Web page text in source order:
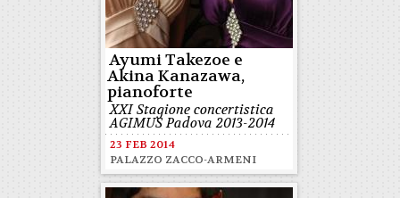
Ayumi Takezoe e
Akina Kanazawa,
pianoforte
XXI Stagione concertistica
AGIMUS Padova 2013-2014
23 FEB 2014
PALAZZO ZACCO-ARMENI